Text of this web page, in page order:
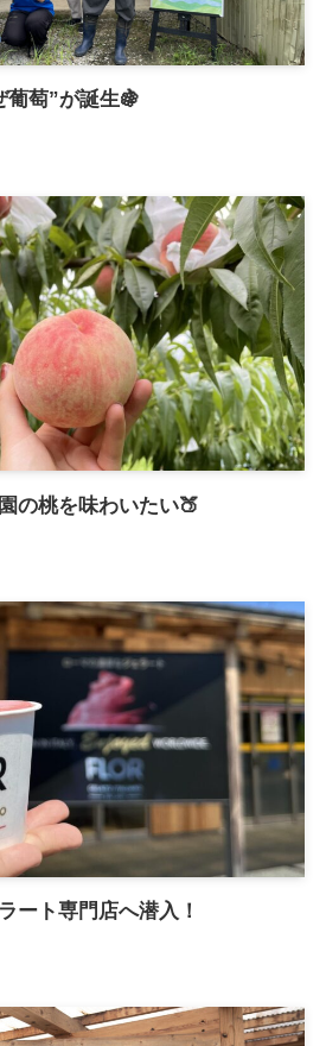
葡萄”が誕生🍇
の桃を味わいたい🍑
ート専門店へ潜入！